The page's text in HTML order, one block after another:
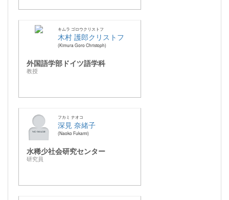
キムラ ゴロウクリストフ
木村 護郎クリストフ
Kimura Goro Christoph
外国語学部ドイツ語学科
教授
フカミ ナオコ
深見 奈緒子
Naoko Fukami
水稀少社会研究センター
研究員